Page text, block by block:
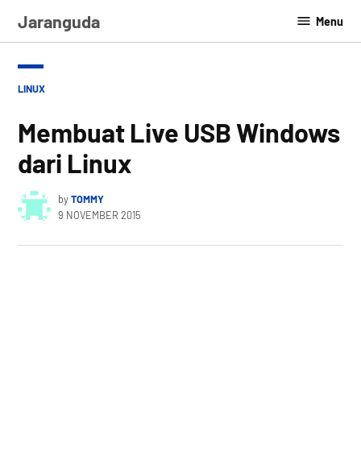
Jaranguda Menu
POSTED
LINUX
Membuat Live USB Windows
dari Linux
byTOMMY
9 NOVEMBER 2015